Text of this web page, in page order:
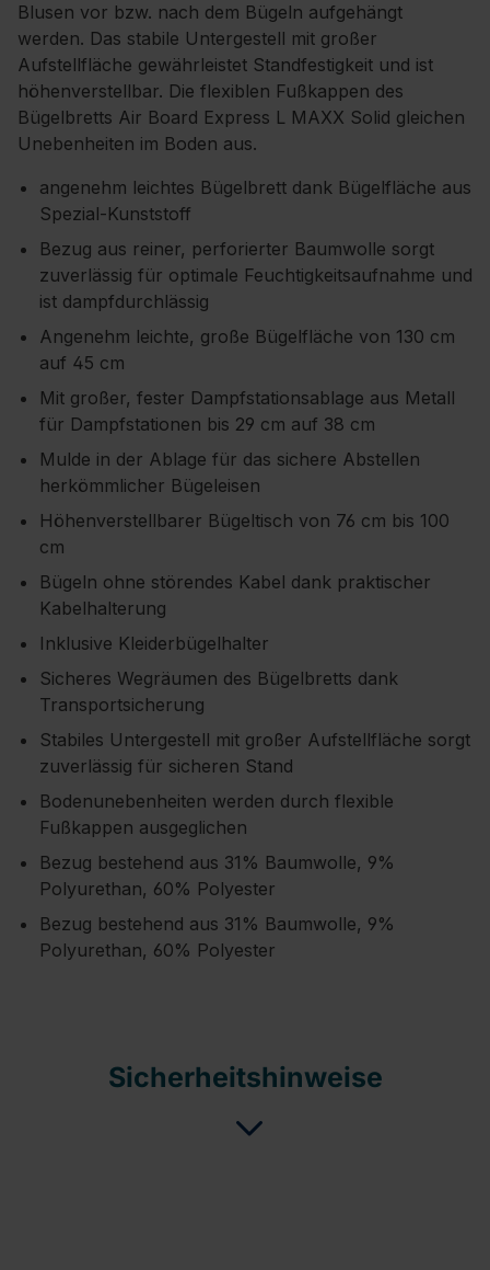
Blusen vor bzw. nach dem Bügeln aufgehängt
werden. Das stabile Untergestell mit großer
Aufstellfläche gewährleistet Standfestigkeit und ist
höhenverstellbar. Die flexiblen Fußkappen des
Bügelbretts Air Board Express L MAXX Solid gleichen
Unebenheiten im Boden aus.
angenehm leichtes Bügelbrett dank Bügelfläche aus
Spezial-Kunststoff
Bezug aus reiner, perforierter Baumwolle sorgt
zuverlässig für optimale Feuchtigkeitsaufnahme und
ist dampfdurchlässig
Angenehm leichte, große Bügelfläche von 130 cm
auf 45 cm
Mit großer, fester Dampfstationsablage aus Metall
für Dampfstationen bis 29 cm auf 38 cm
Mulde in der Ablage für das sichere Abstellen
herkömmlicher Bügeleisen
Höhenverstellbarer Bügeltisch von 76 cm bis 100
cm
Bügeln ohne störendes Kabel dank praktischer
Kabelhalterung
Inklusive Kleiderbügelhalter
Sicheres Wegräumen des Bügelbretts dank
Transportsicherung
Stabiles Untergestell mit großer Aufstellfläche sorgt
zuverlässig für sicheren Stand
Bodenunebenheiten werden durch flexible
Fußkappen ausgeglichen
Bezug bestehend aus 31% Baumwolle, 9%
Polyurethan, 60% Polyester
Bezug bestehend aus 31% Baumwolle, 9%
Polyurethan, 60% Polyester
Sicherheitshinweise